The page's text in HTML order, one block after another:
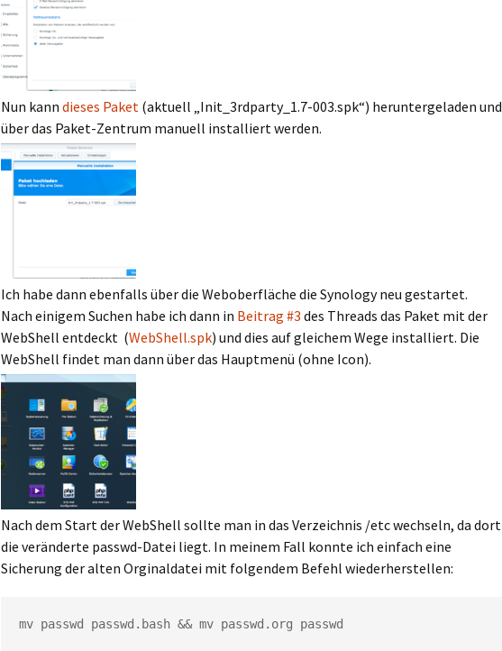
Nun kann dieses Paket (aktuell „Init_3rdparty_1.7-003.spk“) heruntergeladen und
über das Paket-Zentrum manuell installiert werden.
Ich habe dann ebenfalls über die Weboberfläche die Synology neu gestartet.
Nach einigem Suchen habe ich dann in Beitrag #3 des Threads das Paket mit der
WebShell entdeckt (WebShell.spk) und dies auf gleichem Wege installiert. Die
WebShell findet man dann über das Hauptmenü (ohne Icon).
Nach dem Start der WebShell sollte man in das Verzeichnis /etc wechseln, da dort
die veränderte passwd-Datei liegt. In meinem Fall konnte ich einfach eine
Sicherung der alten Orginaldatei mit folgendem Befehl wiederherstellen:
mv passwd passwd.bash && mv passwd.org passwd